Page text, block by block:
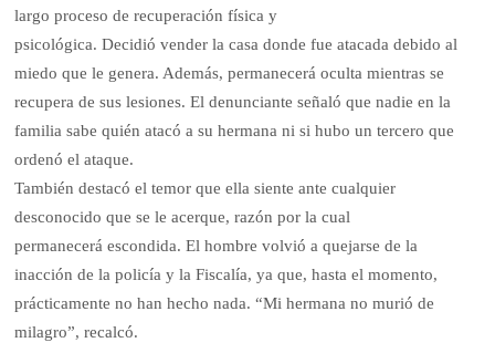
largo proceso de recuperación física y
psicológica. Decidió vender la casa donde fue atacada debido al
miedo que le genera. Además, permanecerá oculta mientras se
recupera de sus lesiones. El denunciante señaló que nadie en la
familia sabe quién atacó a su hermana ni si hubo un tercero que
ordenó el ataque.
También destacó el temor que ella siente ante cualquier
desconocido que se le acerque, razón por la cual
permanecerá escondida. El hombre volvió a quejarse de la
inacción de la policía y la Fiscalía, ya que, hasta el momento,
prácticamente no han hecho nada. “Mi hermana no murió de
milagro”, recalcó.